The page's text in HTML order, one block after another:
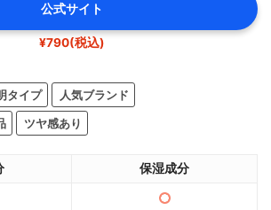
公式サイト
¥790(税込)
タイプ 人気ブランド
ツヤ感あり
保湿成分